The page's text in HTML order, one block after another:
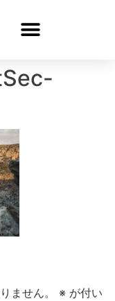
ません。 ※ が付い